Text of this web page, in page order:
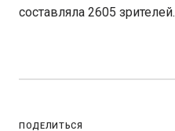
составляла 2605 зрителей.
ПОДЕЛИТЬСЯ